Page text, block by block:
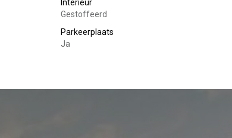
Interieur
Gestoffeerd
Parkeerplaats
Ja